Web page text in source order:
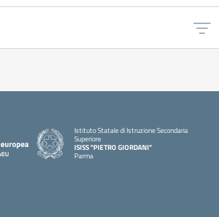
Istituto Statale di Istruzione Secondaria
Superiore
ISISS "PIETRO GIORDANI"
Parma